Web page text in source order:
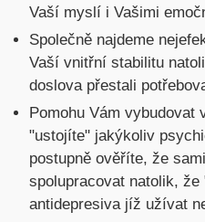
Vaší myslí i Vašimi
Společně najdeme
Vaší vnitřní stabilitu
doslova přestali
Pomohu Vám
"ustojíte" jakýkoliv
postupně ověříte, že
spolupracovat natolik, že
antidepresiva jíž užívat